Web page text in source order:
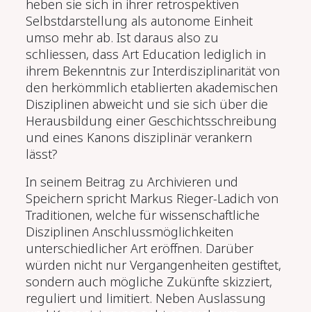
heben sie sich in ihrer retrospektiven
Selbstdarstellung als autonome Einheit
umso mehr ab. Ist daraus also zu
schliessen, dass Art Education lediglich in
ihrem Bekenntnis zur Interdisziplinarität von
den herkömmlich etablierten akademischen
Disziplinen abweicht und sie sich über die
Herausbildung einer Geschichtsschreibung
und eines Kanons disziplinär verankern
lässt?
In seinem Beitrag zu Archivieren und
Speichern spricht Markus Rieger-Ladich von
Traditionen, welche für wissenschaftliche
Disziplinen Anschlussmöglichkeiten
unterschiedlicher Art eröffnen. Darüber
würden nicht nur Vergangenheiten gestiftet,
sondern auch mögliche Zukünfte skizziert,
reguliert und limitiert. Neben Auslassung